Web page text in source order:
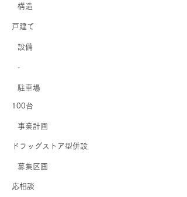
​構造
戸建て
​設備
‐
駐車場
100台
事業計画
ドラッグストア型併設
募集区画
応相談